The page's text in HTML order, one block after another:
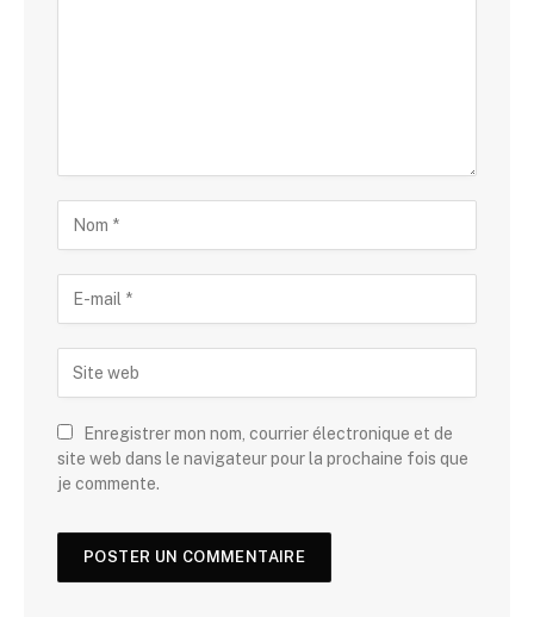
Enregistrer mon nom, courrier électronique et de
site web dans le navigateur pour la prochaine fois que
je commente.